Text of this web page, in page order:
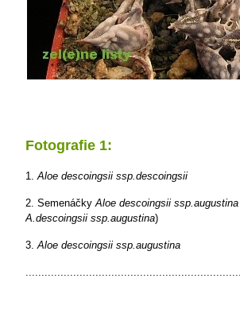
Fotografie 1:
1.Aloe descoingsii ssp.descoingsii
2. SemenáčkyAloe descoingsii ssp.augustina
A.descoingsii ssp.augustina)
3.Aloe descoingsii ssp.augustina